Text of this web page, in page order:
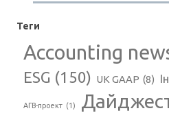
Теги
Accounting
ESG (150) UK GAAP (8)
АГВ-проект (1)